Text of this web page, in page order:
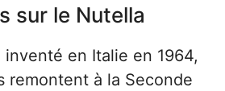
sur le Nutella
en Italie en 1964,
remontent à la Seconde